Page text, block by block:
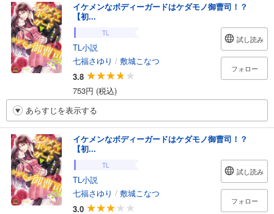
イケメンなボディーガードはケダモノ御曹司！？
【初...
TL
TL小説
七福さゆり / 敷城こなつ
3.8
753円 (税込)
試し読み
フォロー
あらすじを表示する
イケメンなボディーガードはケダモノ御曹司！？
【初...
TL
TL小説
七福さゆり / 敷城こなつ
3.0
試し読み
フォロー